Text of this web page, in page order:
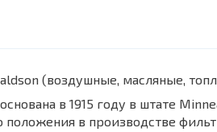
(воздушные, масляные,
в 1915 году в штате
в производстве